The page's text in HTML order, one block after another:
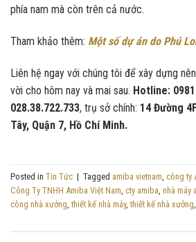
phía nam mà còn trên cả nước.
Tham khảo thêm: Một số dự án do Phú
Liên hệ ngay với chúng tôi để xây dựng
vời cho hôm nay và mai sau. Hotline:
028.38.722.733, trụ sở chính: 14 Đường
Tây, Quận 7, Hồ Chí Minh.
Posted in Tin Tức | Tagged amiba vietnam công ty
Công Ty TNHH Amiba Việt Nam cty amiba nhà máy
công nhà xưởng ,thiết kế nhà máy,thiết kế nhà xưởng